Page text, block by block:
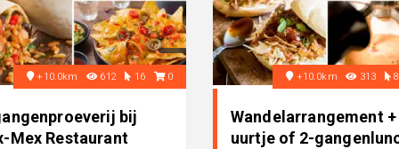
+10.0km 612 16 0
bij
Mex Restaurant
+10.0km 313
Wandelarrangement
uurtje of 2-